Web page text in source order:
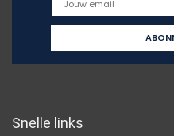
Snelle links